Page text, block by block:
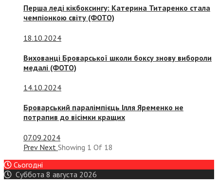
Перша леді кікбоксингу: Катерина Титаренко стала
чемпіонкою світу (ФОТО)
18.10.2024
Вихованці Броварської школи боксу знову вибороли
медалі (ФОТО)
14.10.2024
Броварський паралімпієць Ілля Яременко не
потрапив до вісімки кращих
07.09.2024
Prev Next Showing 1 Of 18
Сьогодні
Суббота 8 августа 2026